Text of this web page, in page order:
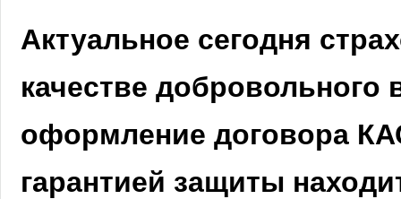
Актуальное сегодня
качестве добровольного
оформление договора
гарантией защиты